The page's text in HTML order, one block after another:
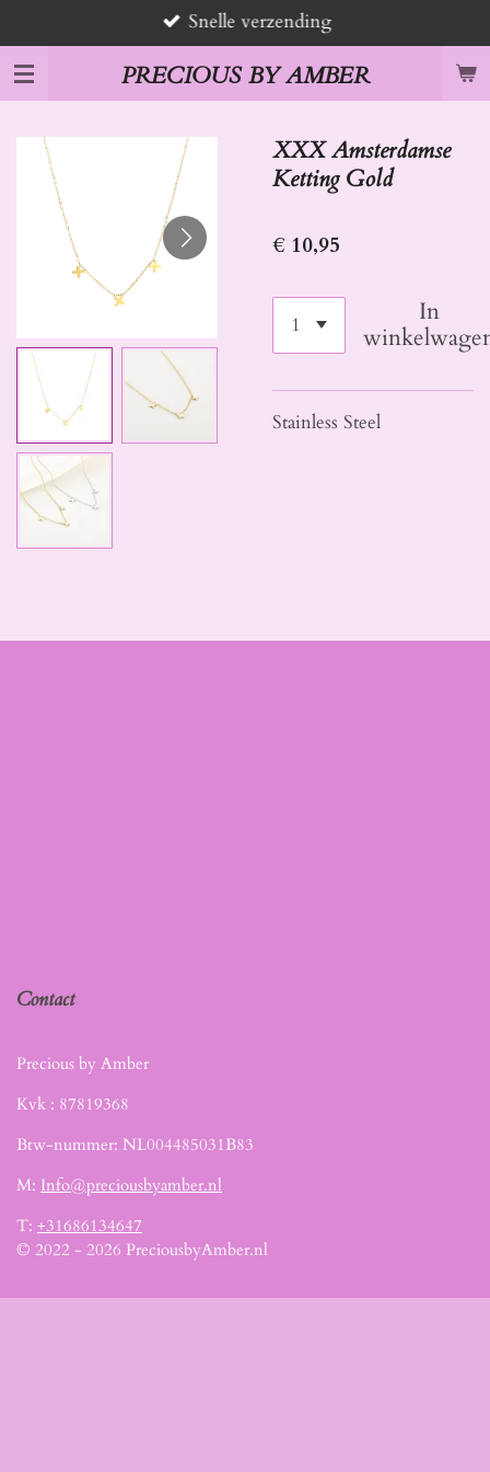
direct
naar
de
hoofdinhoud
PRECIOUS BY AMBER
Snelle verzending
XXX Amsterdamse
Ketting Gold
€ 10,95
In
Stainless Steel
Contact
Precious by Amber
Kvk : 87819368
Btw-nummer: NL004485031B83
M: Info@preciousbyamber.nl
T: +31686134647
© 2022 - 2026 PreciousbyAmber.nl